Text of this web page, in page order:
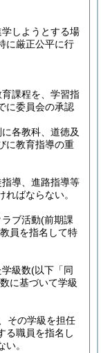
しようとする場
に厳正公平に行
課程を、学習指
に委員会の承認
各教科、道徳及
に教育指導の重
導、進路指導等
ばならない。
ブ活動(前期課
員を指名して特
級数(以下「同
に基づいて学級
その学級を担任
る職員を指名し
。